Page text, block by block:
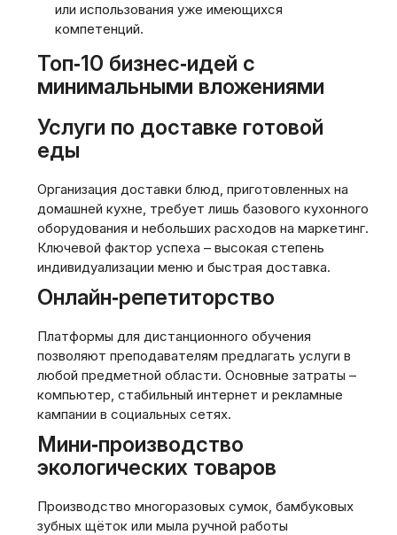
или использования уже имеющихся
компетенций.
Топ‑10 бизнес‑идей с
минимальными вложениями
Услуги по доставке готовой
еды
Организация доставки блюд, приготовленных на
домашней кухне, требует лишь базового кухонного
оборудования и небольших расходов на маркетинг.
Ключевой фактор успеха – высокая степень
индивидуализации меню и быстрая доставка.
Онлайн‑репетиторство
Платформы для дистанционного обучения
позволяют преподавателям предлагать услуги в
любой предметной области. Основные затраты –
компьютер, стабильный интернет и рекламные
кампании в социальных сетях.
Мини‑производство
экологических товаров
Производство многоразовых сумок, бамбуковых
зубных щёток или мыла ручной работы